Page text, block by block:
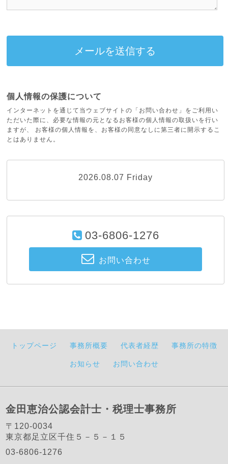
個人情報の保護について
インターネットを通じて当ウェブサイトの「お問い合わせ」をご利用い
ただいた際に、必要な情報の元となるお客様の個人情報の取扱いを行い
ますが、 お客様の個人情報を、お客様の同意なしに第三者に開示するこ
とはありません。
2026.08.07 Friday
03-6806-1276
お問い合わせ
トップページ 事務所概要 代表者経歴 事務所の特徴
お知らせ お問い合わせ
金田恵治公認会計士・税理士事務所
〒120-0034
東京都足立区千住５－５－１５
03-6806-1276